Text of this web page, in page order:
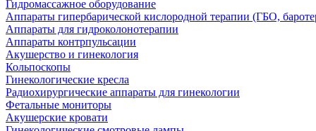
Гидромассажное оборудование
Аппараты гипербарической кислородной терапии (ГБО,
Аппараты для гидроколонотерапии
Аппараты контрпульсации
Акушерство и гинекология
Кольпоскопы
Гинекологические кресла
Радиохирургические аппараты для гинекологии
Фетальные мониторы
Акушерские кровати